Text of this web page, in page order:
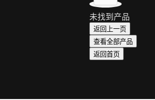
未找到产品
返回上一页
查看全部产品
返回首页